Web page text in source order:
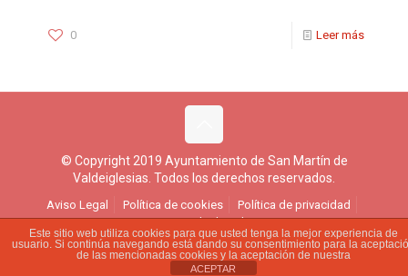
0 Leer más
© Copyright 2019 Ayuntamiento de San Martín de
Valdeiglesias. Todos los derechos reservados.
Aviso Legal Política de cookies
Política de privacidad
Ejercicio de derechos
Este sitio web utiliza cookies para que usted tenga la mejor experiencia de
usuario. Si continúa navegando está dando su consentimiento para la
de las mencionadas cookies y la aceptación de nuestra
ACEPTAR